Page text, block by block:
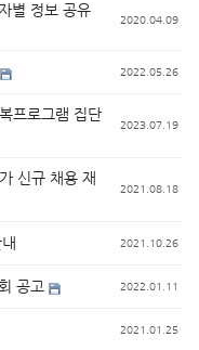
별 정보 공유
2020.04.09
2022.05.26
프로그램 집단
2023.07.19
신규 채용 재
2021.08.18
2021.10.26
공고 2022.01.11
2021.01.25